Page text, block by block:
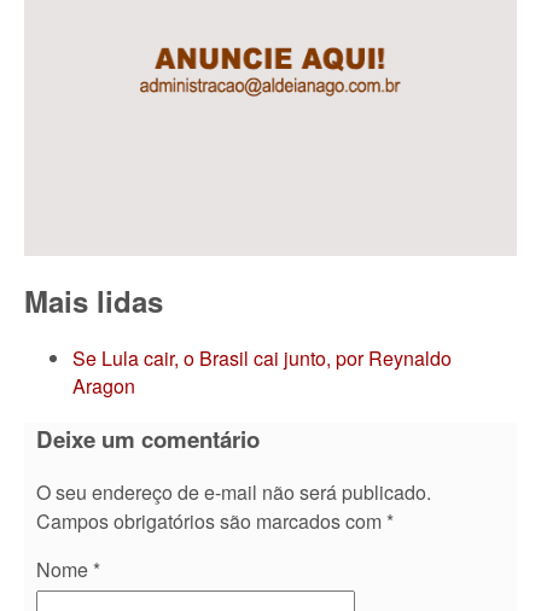
Mais lidas
Se Lula cair, o Brasil cai junto, por Reynaldo
Aragon
Deixe um comentário
O seu endereço de e-mail não será publicado.
Campos obrigatórios são marcados com *
Nome *